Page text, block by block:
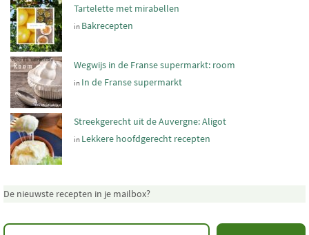
Tartelette met mirabellen
in Bakrecepten
Wegwijs in de Franse supermarkt: room
in In de Franse supermarkt
Streekgerecht uit de Auvergne: Aligot
in Lekkere hoofdgerecht recepten
De nieuwste recepten in je mailbox?
Typ je e-mail...